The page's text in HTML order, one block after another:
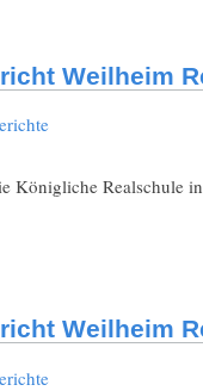
Weilheim
Königliche Realschule
Weilheim